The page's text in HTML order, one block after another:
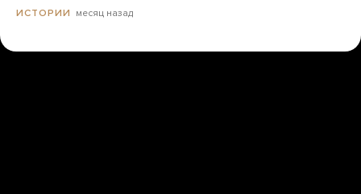
ИСТОРИИ месяц назад